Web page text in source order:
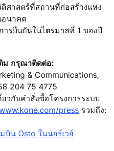
ศาสตร์ที่สถานที่ก่อสร้างแห่ง
อนาคต
ารยืนยันในไตรมาสที่ 1 ของปี
ม กรุณาติดต่อ:
& Communications,
204 75 4775
วกับคำสั่งซื้อโครงการระบบ
press รวมถึง:
บิน Osto ในนอร์เวย์